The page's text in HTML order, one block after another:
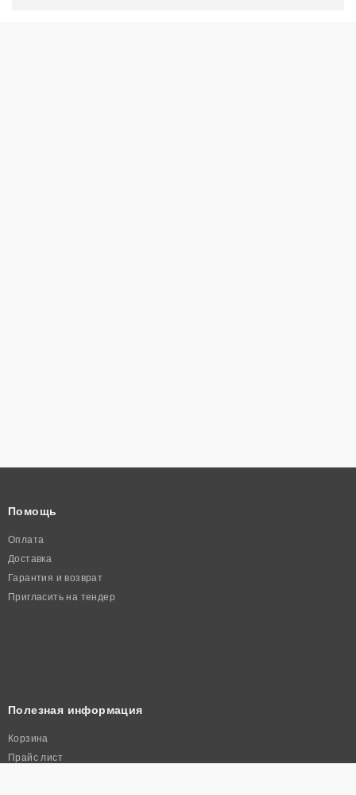
Помощь
Оплата
Доставка
Гарантия и возврат
Пригласить на тендер
Полезная информация
Корзина
Прайс лист